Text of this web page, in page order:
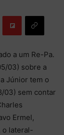
a um Re-Pa.
03) sobre a
Júnior tem o
03) sem contar
Ermel,
o lateral-